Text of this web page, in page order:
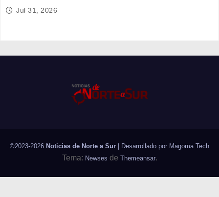
Jul 31, 2026
©2023-2026 Noticias de Norte a Sur | Desarrollado por Magoma Tech
Tema: Newses de Themeansar.